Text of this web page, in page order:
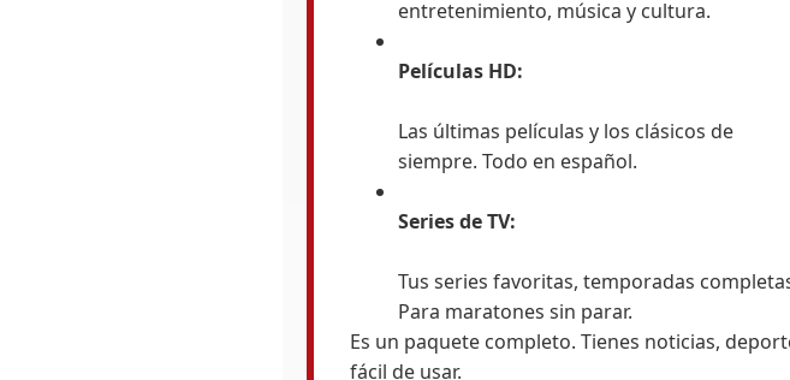
entretenimiento, música y cultura.
Películas HD:
Las últimas películas y los clásicos de
siempre. Todo en español.
Series de TV:
Tus series favoritas, temporadas
Para maratones sin parar.
Es un paquete completo. Tienes noticias,
fácil de usar.